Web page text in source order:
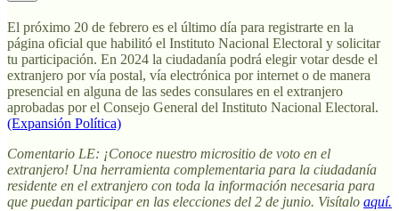
El próximo 20 de febrero es el último día para registrarte en la
página oficial que habilitó el Instituto Nacional Electoral y solicitar
tu participación. En 2024 la ciudadanía podrá elegir votar desde el
extranjero por vía postal, vía electrónica por internet o de manera
presencial en alguna de las sedes consulares en el extranjero
aprobadas por el Consejo General del Instituto Nacional Electoral.
(Expansión Política)
Comentario LE: ¡Conoce nuestro micrositio de voto en el
extranjero! Una herramienta complementaria para la ciudadanía
residente en el extranjero con toda la información necesaria para
que puedan participar en las elecciones del 2 de junio. Visítalo aquí.